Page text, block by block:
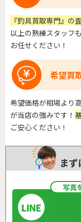
『釣具買取専門』の
以上の熟練スタッフ
お任せください！
希望買
希望価格が相場より高
が当店の強みです！
ご安心ください！
ま
写真